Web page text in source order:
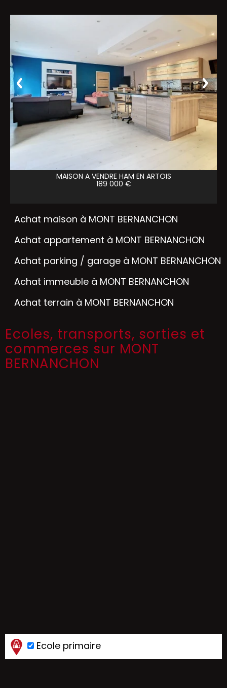
MAISON A VENDRE HAM EN ARTOIS
189 000 €
Achat maison à MONT BERNANCHON
Achat appartement à MONT BERNANCHON
Achat parking / garage à MONT BERNANCHON
Achat immeuble à MONT BERNANCHON
Achat terrain à MONT BERNANCHON
Ecoles, transports, sorties et
commerces sur MONT
BERNANCHON
Ecole primaire